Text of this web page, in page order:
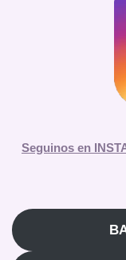
Seguinos en